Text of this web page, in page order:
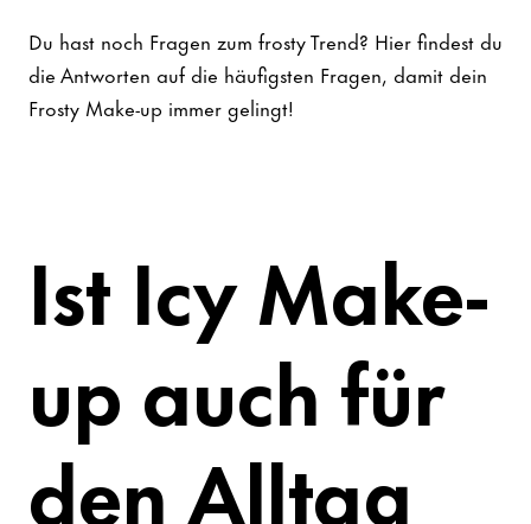
Du hast noch Fragen zum frosty Trend? Hier findest du
die Antworten auf die häufigsten Fragen, damit dein
Frosty Make-up immer gelingt!
Ist Icy Make-
up auch für
den Alltag